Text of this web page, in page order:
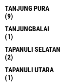
TANJUNG PURA
(9)
TANJUNGBALAI
(1)
TAPANULI SELATAN
(2)
TAPANULI UTARA
(1)